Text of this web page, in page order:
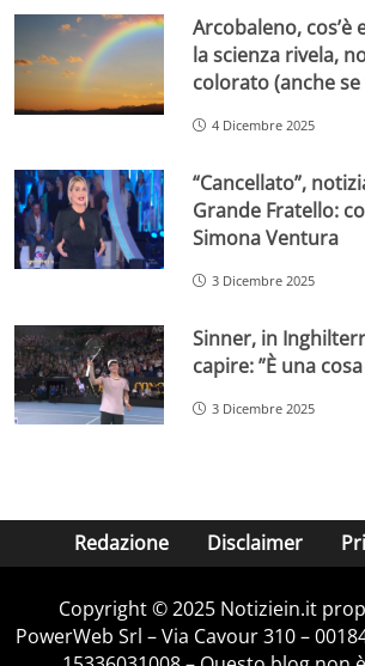
Arcobaleno, cos’è
la scienza rivela,
colorato (anche
4 Dicembre 2025
“Cancellato”,
Grande Fratello:
Simona Ventura
3 Dicembre 2025
Sinner, in
capire: ”È una
3 Dicembre 2025
Redazione Disclaimer
Copyright © 2025 Notiziein.it
PowerWeb Srl – Via Cavour 310 –